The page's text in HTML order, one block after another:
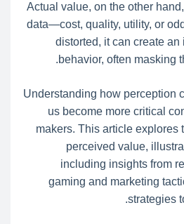
Actual value, on the other
data—cost, quality, utility, or
distorted, it can create
behavior, often masking
Understanding how perception
us become more critical
makers. This article explores
perceived value,
including insights from
gaming and marketing
strategies